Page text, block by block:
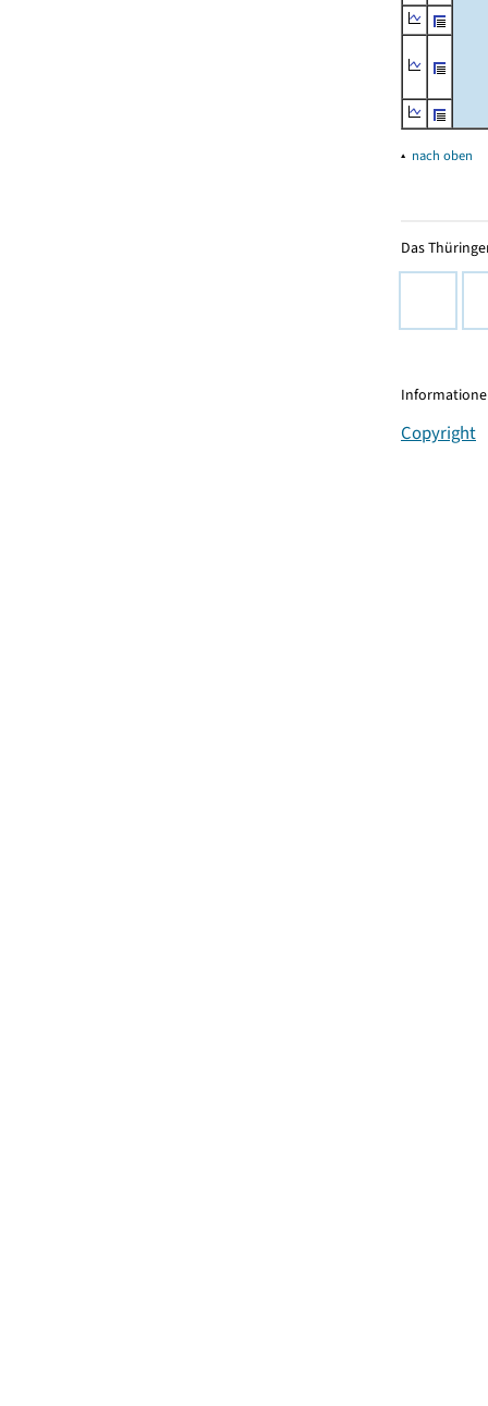
▴ nach oben
Das
Copyright